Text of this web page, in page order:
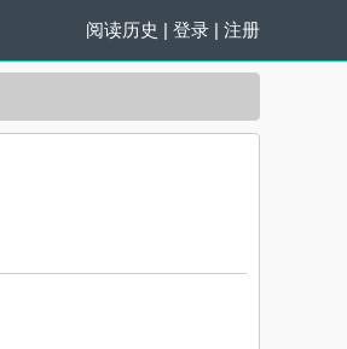
阅读历史 | 登录 | 注册